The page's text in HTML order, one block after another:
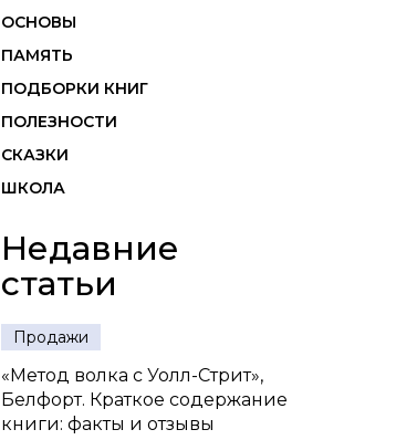
ОСНОВЫ
ПАМЯТЬ
ПОДБОРКИ КНИГ
ПОЛЕЗНОСТИ
СКАЗКИ
ШКОЛА
Недавние
статьи
Продажи
«Метод волка с Уолл-Стрит»,
Белфорт. Краткое содержание
книги: факты и отзывы